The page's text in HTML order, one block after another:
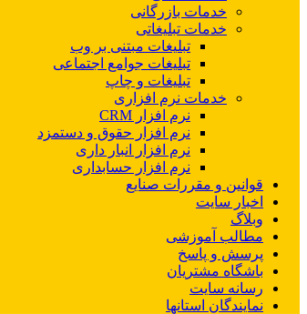
خدمات بازرگانی
خدمات تبلیغاتی
تبلیغات مبتنی بر وب
تبلیغات جوامع اجتماعی
تبلیغات و چاپ
خدمات نرم افزاری
نرم افزار CRM
نرم افزار حقوق و دستمزد
نرم افزار انبار داری
نرم افزار حسابداری
قوانین و مقررات صنایع
اخبار سایت
وبلاگ
مطالب آموزشی
پرسش و پاسخ
باشگاه مشتریان
رسانه سایت
نمایندگان استانها